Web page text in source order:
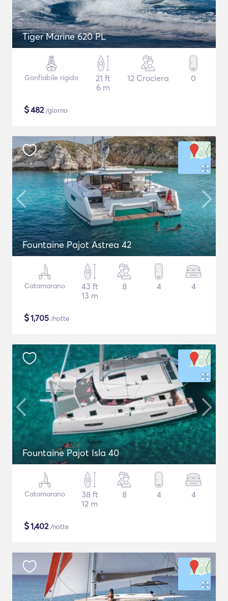
Tiger Marine 620 PL
Gonfiabile rigido
21 ft
6 m
12 Crociera 0
$482/giorno
Fountaine Pajot Astrea 42
Catamarano
43 ft
13 m
8 4 4
$1,705 /notte
Fountaine Pajot Isla 40
Catamarano
38 ft
12 m
8 4 4
$1,402/notte